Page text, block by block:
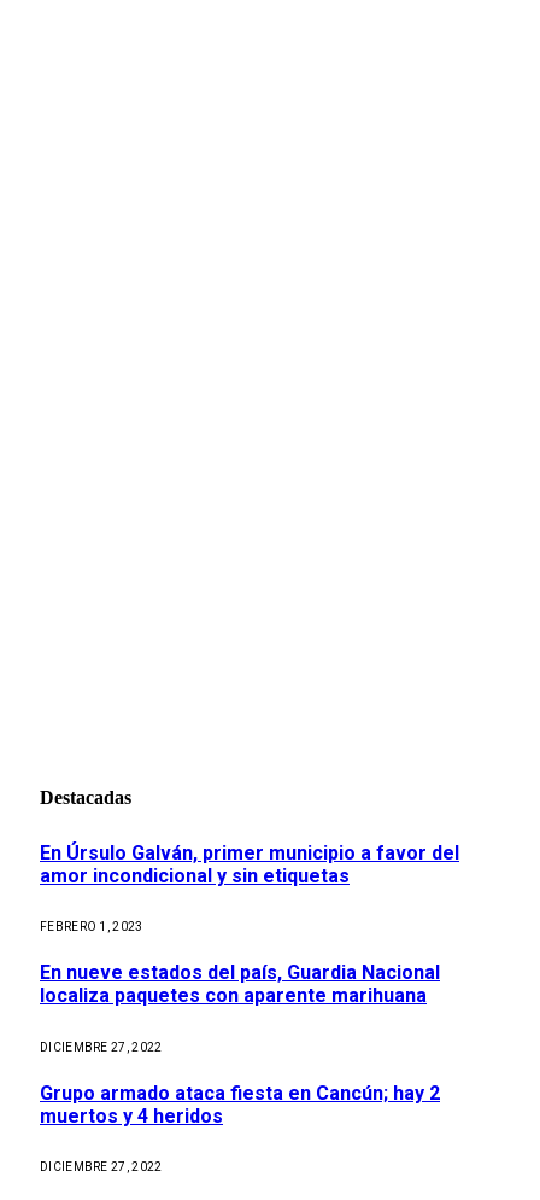
Destacadas
En Úrsulo Galván, primer municipio a favor del
amor incondicional y sin etiquetas
FEBRERO 1, 2023
En nueve estados del país, Guardia Nacional
localiza paquetes con aparente marihuana
DICIEMBRE 27, 2022
Grupo armado ataca fiesta en Cancún; hay 2
muertos y 4 heridos
DICIEMBRE 27, 2022